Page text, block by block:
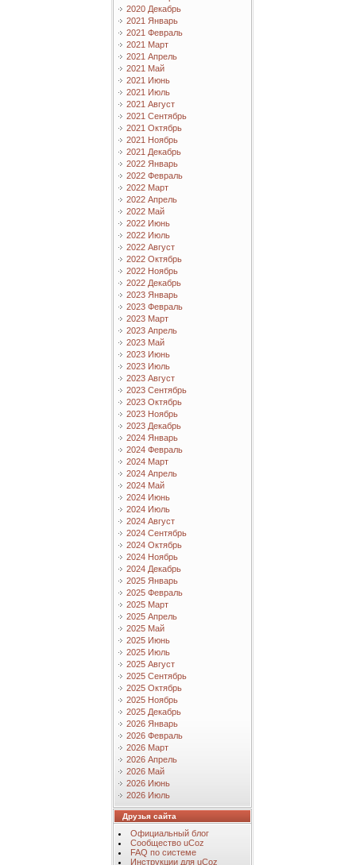
2020 Декабрь
2021 Январь
2021 Февраль
2021 Март
2021 Апрель
2021 Май
2021 Июнь
2021 Июль
2021 Август
2021 Сентябрь
2021 Октябрь
2021 Ноябрь
2021 Декабрь
2022 Январь
2022 Февраль
2022 Март
2022 Апрель
2022 Май
2022 Июнь
2022 Июль
2022 Август
2022 Октябрь
2022 Ноябрь
2022 Декабрь
2023 Январь
2023 Февраль
2023 Март
2023 Апрель
2023 Май
2023 Июнь
2023 Июль
2023 Август
2023 Сентябрь
2023 Октябрь
2023 Ноябрь
2023 Декабрь
2024 Январь
2024 Февраль
2024 Март
2024 Апрель
2024 Май
2024 Июнь
2024 Июль
2024 Август
2024 Сентябрь
2024 Октябрь
2024 Ноябрь
2024 Декабрь
2025 Январь
2025 Февраль
2025 Март
2025 Апрель
2025 Май
2025 Июнь
2025 Июль
2025 Август
2025 Сентябрь
2025 Октябрь
2025 Ноябрь
2025 Декабрь
2026 Январь
2026 Февраль
2026 Март
2026 Апрель
2026 Май
2026 Июнь
2026 Июль
Друзья сайта
Официальный блог
Сообщество uCoz
FAQ по системе
Инструкции для uCoz